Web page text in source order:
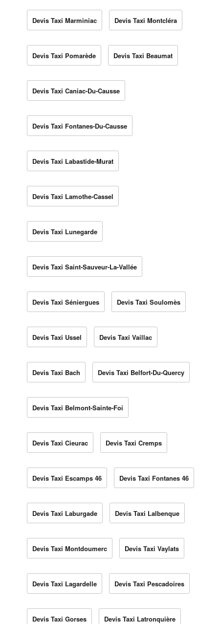
Devis Taxi Marminiac Devis Taxi Montcléra
Devis Taxi Pomarède Devis Taxi Beaumat
Devis Taxi Caniac-Du-Causse
Devis Taxi Fontanes-Du-Causse
Devis Taxi Labastide-Murat
Devis Taxi Lamothe-Cassel
Devis Taxi Lunegarde
Devis Taxi Saint-Sauveur-La-Vallée
Devis Taxi Séniergues Devis Taxi Soulomès
Devis Taxi Ussel Devis Taxi Vaillac
Devis Taxi Bach Devis Taxi Belfort-Du-Quercy
Devis Taxi Belmont-Sainte-Foi
Devis Taxi Cieurac Devis Taxi Cremps
Devis Taxi Escamps 46 Devis Taxi Fontanes 46
Devis Taxi Laburgade Devis Taxi Lalbenque
Devis Taxi Montdoumerc Devis Taxi Vaylats
Devis Taxi Lagardelle Devis Taxi Pescadoires
Devis Taxi Gorses Devis Taxi Latronquière